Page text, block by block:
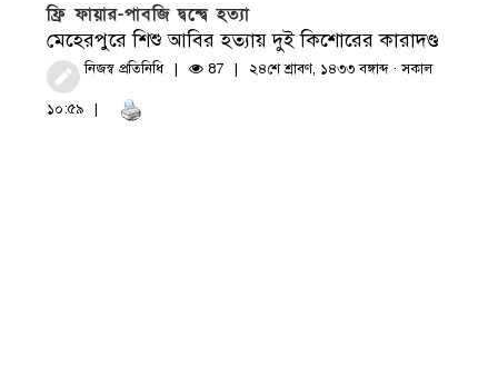
ফ্রি ফায়ার-পাবজি দ্বন্দ্বে হত্যা
মেহেরপুরে শিশু আবির হত্যায় দুই কিশোরের কারাদণ্ড
নিজস্ব প্রতিনিধি 87 ২৪শে শ্রাবণ, ১৪৩৩ বঙ্গাব্দ · সকাল
১০:৫৯